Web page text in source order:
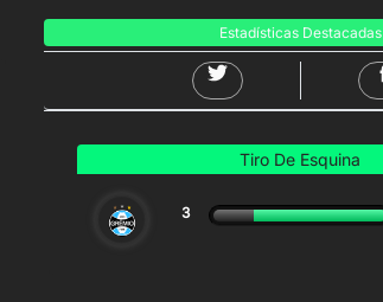
Estadísticas Destacadas
Tiro De Esquina
3